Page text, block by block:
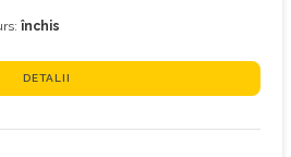
închis
DETALII